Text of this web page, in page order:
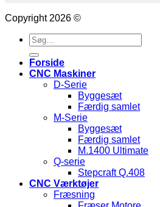
Copyright 2026 ©
Søg
efter:
Forside
CNC Maskiner
D-Serie
Byggesæt
Færdig samlet
M-Serie
Byggesæt
Færdig samlet
M.1400 Ultimate
Q-serie
Stepcraft Q.408
CNC Værktøjer
Fræsning